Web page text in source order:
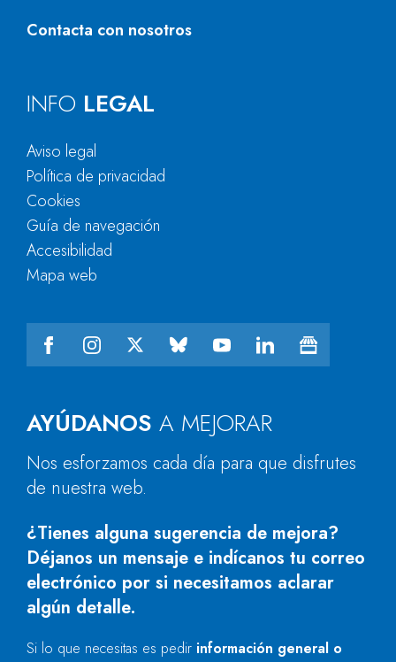
Contacta con nosotros
AYÚDANOS A MEJORAR
Nos esforzamos cada día para que disfrutes
de nuestra web.
¿Tienes alguna sugerencia de mejora?
Déjanos un mensaje e indícanos tu correo
electrónico por si necesitamos aclarar
algún detalle.
Si lo que necesitas es pedir información general o
INFO LEGAL
Aviso legal
Política de privacidad
Cookies
Guía de navegación
Accesibilidad
Mapa web